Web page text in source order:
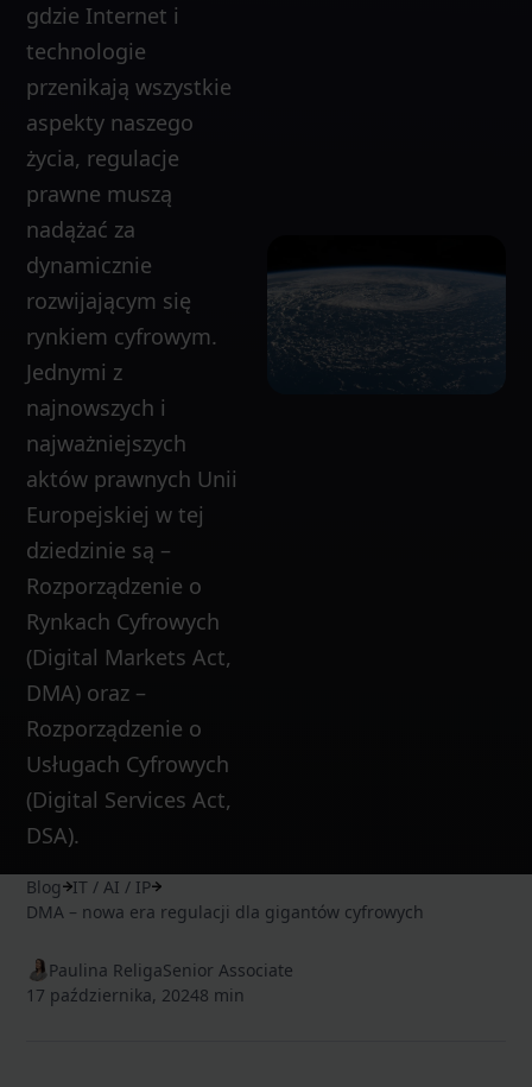
gdzie Internet i
technologie
przenikają wszystkie
aspekty naszego
życia, regulacje
prawne muszą
nadążać za
dynamicznie
rozwijającym się
rynkiem cyfrowym.
Jednymi z
najnowszych i
najważniejszych
aktów prawnych Unii
Europejskiej w tej
dziedzinie są –
Rozporządzenie o
Rynkach Cyfrowych
(Digital Markets Act,
DMA) oraz –
Rozporządzenie o
Usługach Cyfrowych
(Digital Services Act,
DSA).
Blog
IT / AI / IP
DMA – nowa era regulacji dla gigantów cyfrowych
Paulina ReligaSenior Associate
17 października, 20248 min